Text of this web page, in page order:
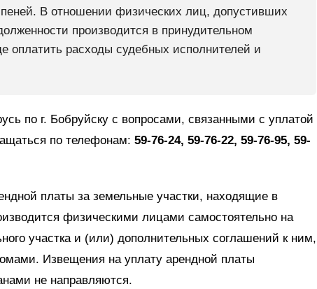
пеней. В отношении физических лиц, допустивших
производится в принудительном
оплатить расходы судебных исполнителей и
по г. Бобруйску с вопросами, связанными с уплатой
по телефонам: 59-76-24, 59-76-22, 59-76-95, 59-
платы за земельные участки, находящие в
физическими лицами самостоятельно на
участка и (или) дополнительных соглашений к ним,
Извещения на уплату арендной платы
не направляются.